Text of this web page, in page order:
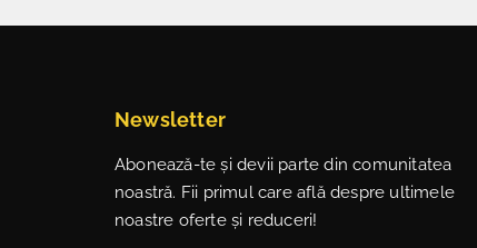
Newsletter
Abonează-te și devii parte din comunitatea
noastră. Fii primul care află despre ultimele
noastre oferte și reduceri!